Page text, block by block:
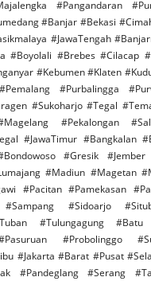
#Pangandaran
#Banjar #Bekasi
#JawaTengah
#Boyolali #Brebes #Cilacap
#Kebumen #Klaten
#Purbalingga
#Sukoharjo #Tegal
#Pekalongan
#JawaTimur #Bangkalan
#Gresik #Jember
#Madiun #Magetan
#Pacitan #Pamekasan
#Sampang #Sidoarjo
#Tulungagung
#Probolinggo
#Jakarta #Barat #Pusat
#Pandeglang #Serang